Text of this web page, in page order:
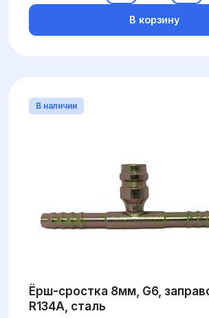
В корзину
В наличии
Ёрш-сростка 8мм, G6,
R134А, сталь